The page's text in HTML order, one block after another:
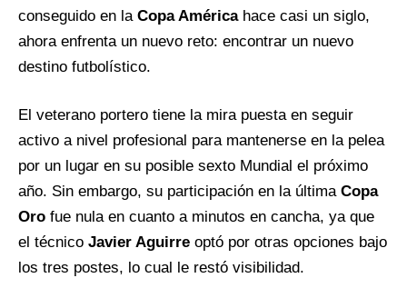
conseguido en la Copa Américahace casi un siglo,
ahora enfrenta un nuevo reto: encontrar un nuevo
destino futbolístico.
El veterano portero tiene la mira puesta en seguir
activo a nivel profesional para mantenerse en la pelea
por un lugar en su posible sexto Mundial el próximo
año. Sin embargo, su participación en la última Copa
Oro fue nula en cuanto a minutos en cancha, ya que
el técnico Javier Aguirre optó por otras opciones bajo
los tres postes, lo cual le restó visibilidad.